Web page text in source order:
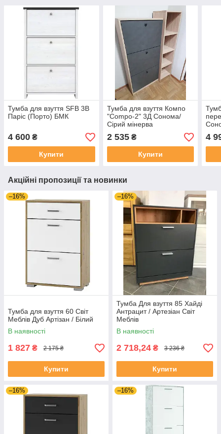
Тумба для взуття SFB 3B
Паріс (Порто) БМК
4 600 ₴
Купити
Тумба для взуття Компо
"Compo-2" 3Д Сонома/
Сірий мінерва
2 535₴
Купити
для
4
Акційні пропозиції та новинки
–16%
Тумба для взуття 60 Світ
Меблів Дуб Артізан / Білий
В наявності
1 827 ₴ 2 175 ₴
Купити
–16%
Тумба Для взуття 85 Хайді
Антрацит / Артезіан Світ
Меблів
В наявності
2 718,24 ₴ 3 236 ₴
Купити
–16% –16%